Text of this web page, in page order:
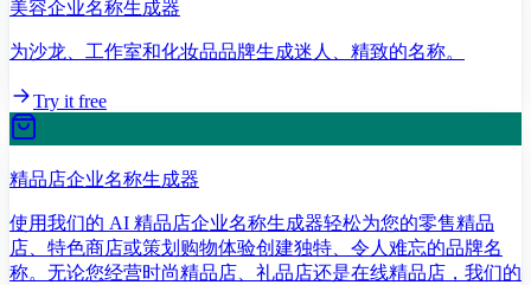
美容企业名称生成器
为沙龙、工作室和化妆品品牌生成迷人、精致的名称。
Try it free
精品店企业名称生成器
使用我们的 AI 精品店企业名称生成器轻松为您的零售精品
店、特色商店或策划购物体验创建独特、令人难忘的品牌名
称。无论您经营时尚精品店、礼品店还是在线精品店，我们的